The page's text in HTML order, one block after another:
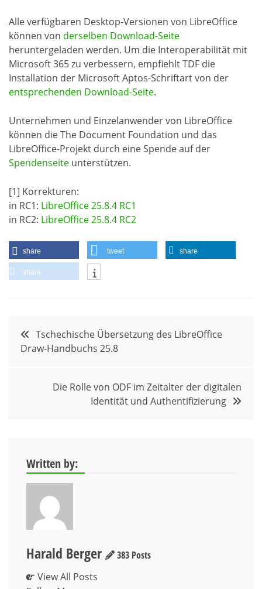
Alle verfügbaren Desktop-Versionen von LibreOffice
können von derselben Download-Seite
heruntergeladen werden. Um die Interoperabilität mit
Microsoft 365 zu verbessern, empfiehlt TDF die
Installation der Microsoft Aptos-Schriftart von der
entsprechenden Download-Seite.
Unternehmen und Einzelanwender von LibreOffice
können die The Document Foundation und das
LibreOffice-Projekt durch eine Spende auf der
Spendenseite unterstützen.
[1] Korrekturen:
in RC1: LibreOffice 25.8.4 RC1
in RC2: LibreOffice 25.8.4 RC2
share tweet share
share
Beitragsnavigation
Tschechische Übersetzung des LibreOffice
Draw-Handbuchs 25.8
Die Rolle von ODF im Zeitalter der digitalen
Identität und Authentifizierung
Written by:
Harald Berger
383 Posts
View All Posts